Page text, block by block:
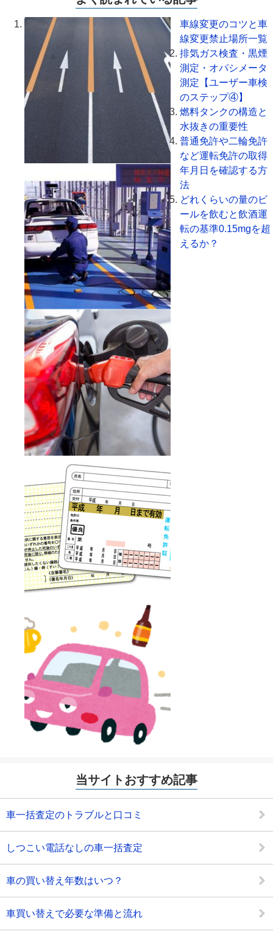
車線変更のコツと車
線変更禁止場所一覧
排気ガス検査・黒煙
測定・オパシメータ
測定【ユーザー車検
のステップ④】
燃料タンクの構造と
水抜きの重要性
普通免許や二輪免許
など運転免許の取得
年月日を確認する方
法
どれくらいの量のビ
ールを飲むと飲酒運
転の基準0.15mgを超
えるか？
当サイトおすすめ記事
車一括査定のトラブルと口コミ
しつこい電話なしの車一括査定
車の買い替え年数はいつ？
車買い替えで必要な準備と流れ